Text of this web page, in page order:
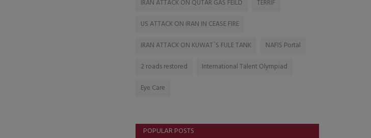
IRAN ATTACK ON QUTAR GAS FEILD
TERRIF
US ATTACK ON IRAN IN CEASE FIRE
IRAN ATTACK ON KUWAT`S FULE TANK
NAFIS Portal
2 roads restored
International Talent Olympiad
Eye Care
POPULAR POSTS